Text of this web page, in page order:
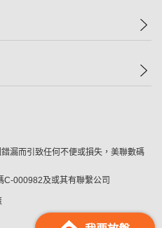
漏而引致任何不便或損失，美聯數碼
C-000982及或其有聯繫公司